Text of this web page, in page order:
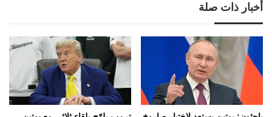
أخبار ذات صلة